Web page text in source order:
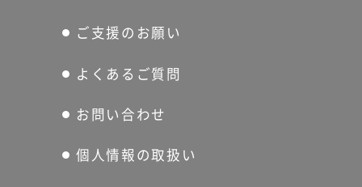
ご支援のお願い
よくあるご質問
お問い合わせ
個人情報の取扱い